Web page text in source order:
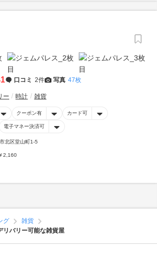
口コミ 2件 写真 47枚
ー 時計 雑貨
クーポン有 カード可
電子マネー決済可
北区堂山町1-5
2,160
グ
雑貨
リバリー可能な雑貨屋